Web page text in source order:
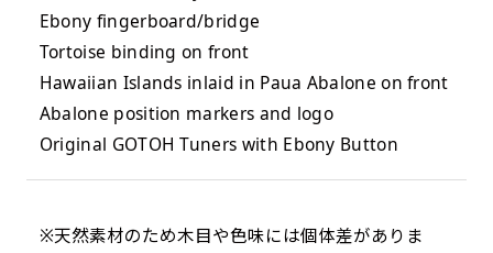
Ebony fingerboard/bridge
Tortoise binding on front
Hawaiian Islands inlaid in Paua Abalone on front
Abalone position markers and logo
Original GOTOH Tuners with Ebony Button
※天然素材のため木目や色味には個体差がありま